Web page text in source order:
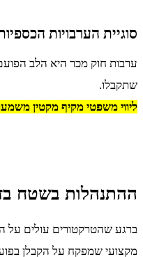
סוגיית הערבויות
ערבות חוק מכר היא הלב
שתקבלו.
ליווי משפטי מקיף מקטין
ההתנהלות בשטח
ברגע שהטרקטורים עולים על
מקצועי שמפקח על הקבלן